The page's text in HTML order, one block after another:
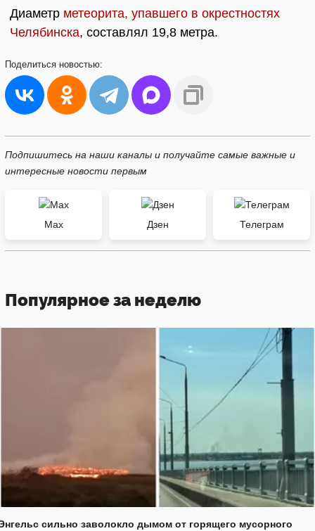
Диаметр метеорита, упавшего в окрестностях
Челябинска, составлял 19,8 метра.
Поделиться новостью:
Подпишитесь на наши каналы и получайте самые важные и
интересные новости первым
Max Дзен Телеграм
Популярное за неделю
сильно заволокло дымом от горящего мусорного